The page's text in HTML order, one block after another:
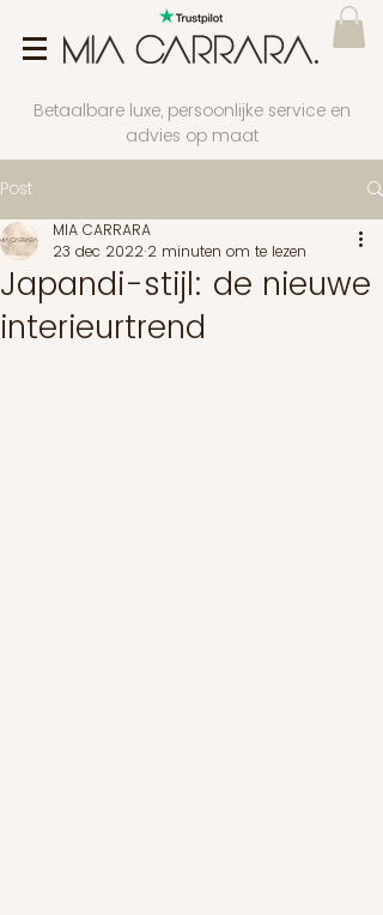
Betaalbare luxe, persoonlijke service en
advies op maat
Post
Japandi-stijl: de nieuwe
interieurtrend
MIA CARRARA
23 dec 2022 2 minuten om te lezen